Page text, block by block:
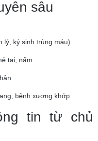
sâu
lý, ký sinh trùng máu).
tai, nấm.
bệnh xương khớp.
tin từ chủ